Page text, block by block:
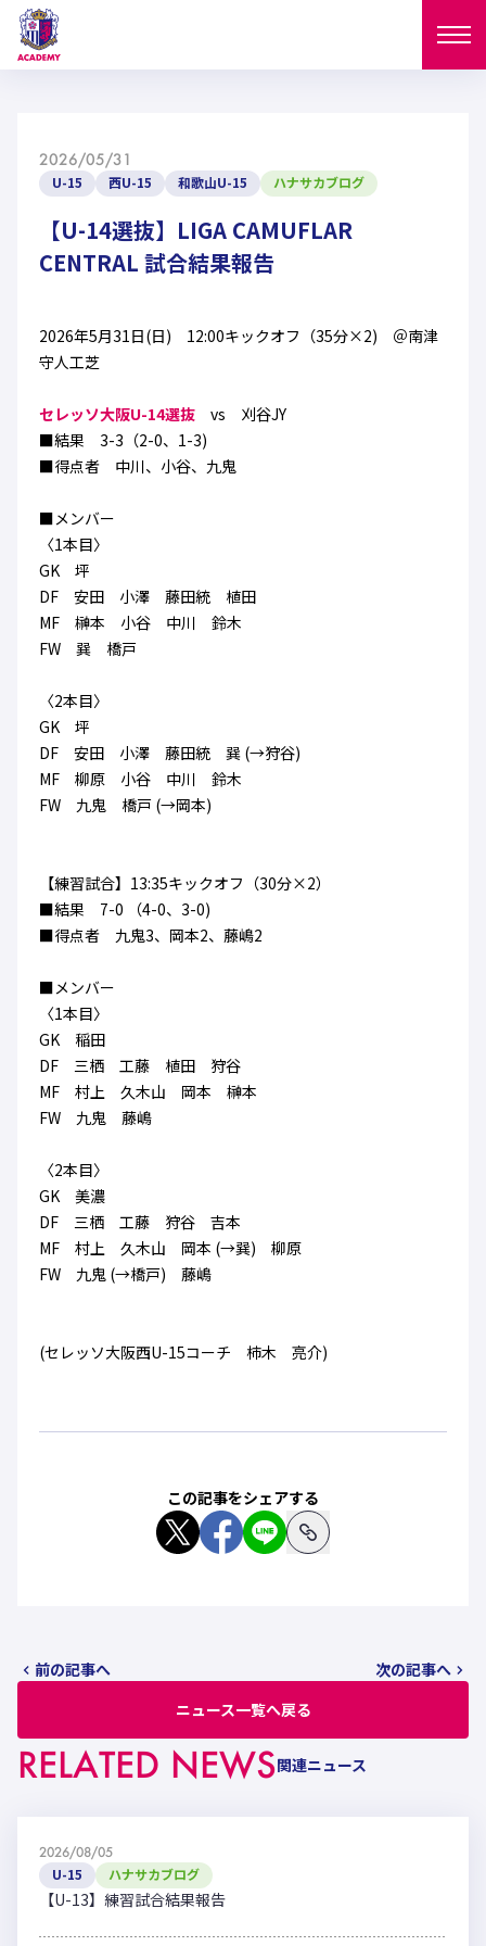
NEWS
西U-15 和歌山U-15
ガールズU-15
試合日程
MATCH
U-18
西U-15 和歌山U-15
U-12
ガールズU-15
PLAYERS
選手
U-18 U-15
西U-15
U-12
ガールズU-15
セレクション
SELECTION
セレクション
アカデミー
セレクション
フィロソフィー
2026/05/31
U-15 西U-15 和歌山U-15 ハナサカブログ
【U-14選抜】LIGA CAMUFLAR
CENTRAL 試合結果報告
2026年5月31日(日) 12:00キックオフ（35分×2) ＠南津
守人工芝
セレッソ大阪U-14選抜 vs 刈谷JY
■結果 3-3（2-0、1-3)
■得点者 中川、小谷、九鬼
■メンバー
〈1本目〉
GK 坪
DF 安田 小澤 藤田統 植田
MF 榊本 小谷 中川 鈴木
FW 巽 橋戸
〈2本目〉
GK 坪
DF 安田 小澤 藤田統 巽 (→狩谷)
MF 柳原 小谷 中川 鈴木
FW 九鬼 橋戸 (→岡本)
【練習試合】13:35キックオフ（30分×2）
■結果 7-0 （4-0、3-0)
■得点者 九鬼3、岡本2、藤嶋2
■メンバー
〈1本目〉
GK 稲田
DF 三栖 工藤 植田 狩谷
MF 村上 久木山 岡本 榊本
FW 九鬼 藤嶋
〈2本目〉
GK 美濃
DF 三栖 工藤 狩谷 吉本
MF 村上 久木山 岡本 (→巽) 柳原
FW 九鬼 (→橋戸) 藤嶋
(セレッソ大阪西U-15コーチ 柿木 亮介)
この記事をシェアする
前の記事へ
ニュース一覧へ戻る
次の記事へ
RELATED NEWS関連ニュース
2026/08/05
U-15 ハナサカブログ
【U-13】練習試合結果報告